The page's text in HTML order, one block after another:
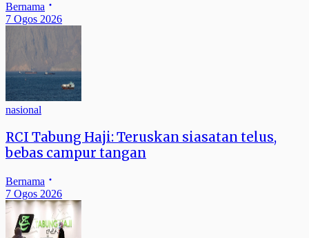
Bernama
7 Ogos 2026
nasional
RCI Tabung Haji: Teruskan siasatan telus,
bebas campur tangan
Bernama
7 Ogos 2026